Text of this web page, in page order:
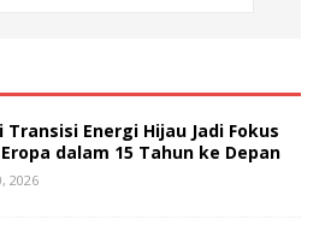
Transisi Energi Hijau Jadi Fokus
dalam 15 Tahun ke Depan
2026